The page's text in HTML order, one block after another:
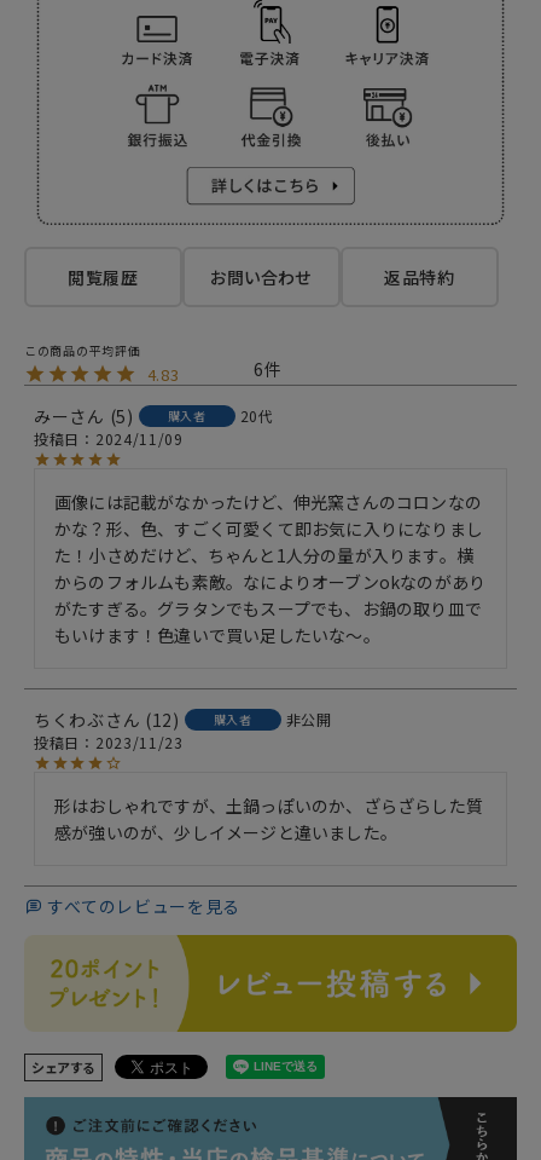
閲覧履歴 お問い合わせ 返品特約
4.83
6
みー
5 購入者
20代
投稿日
2024/11/09
画像には記載がなかったけど、伸光窯さんのコロンなの
かな？形、色、すごく可愛くて即お気に入りになりまし
た！小さめだけど、ちゃんと1人分の量が入ります。横
からのフォルムも素敵。なによりオーブンokなのがあり
がたすぎる。グラタンでもスープでも、お鍋の取り皿で
もいけます！色違いで買い足したいな〜。
ちくわぶ 12 購入者
非公開
投稿日
2023/11/23
形はおしゃれですが、土鍋っぽいのか、ざらざらした質
感が強いのが、少しイメージと違いました。
すべてのレビューを見る
シェアする